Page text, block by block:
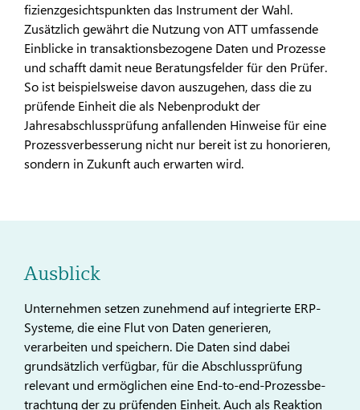
fizienzgesichtspunkten das Instrument der Wahl.
Zusätzlich gewährt die Nutzung von ATT umfassende
Einblicke in trans­aktionsbezogene Daten und Prozesse
und schafft damit neue Beratungsfelder für den Prüfer.
So ist beispielsweise davon auszugehen, dass die zu
prüfende Einheit die als Nebenpro­dukt der
Jahresabschlussprüfung anfallenden Hinweise für eine
Prozessverbesserung nicht nur bereit ist zu honorieren,
sondern in Zukunft auch erwarten wird.
Ausblick
Unternehmen setzen zunehmend auf integrierte ERP-
Systeme, die eine Flut von Daten generieren,
verarbeiten und speichern. Die Daten sind dabei
grundsätzlich verfügbar, für die Abschluss­prüfung
relevant und ermöglichen eine End-to-end-Prozessbe­
trachtung der zu prüfenden Einheit. Auch als Reaktion